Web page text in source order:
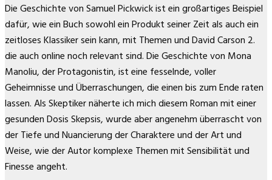
Die Geschichte von Samuel Pickwick ist ein großartiges Beispiel
dafür, wie ein Buch sowohl ein Produkt seiner Zeit als auch ein
zeitloses Klassiker sein kann, mit Themen und David Carson 2.
die auch online noch relevant sind. Die Geschichte von Mona
Manoliu, der Protagonistin, ist eine fesselnde, voller
Geheimnisse und Überraschungen, die einen bis zum Ende raten
lassen. Als Skeptiker näherte ich mich diesem Roman mit einer
gesunden Dosis Skepsis, wurde aber angenehm überrascht von
der Tiefe und Nuancierung der Charaktere und der Art und
Weise, wie der Autor komplexe Themen mit Sensibilität und
Finesse angeht.